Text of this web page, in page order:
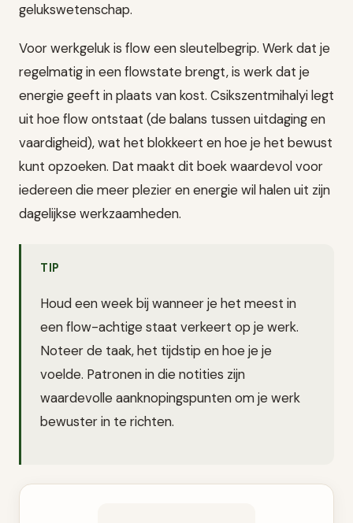
gelukswetenschap.
Voor werkgeluk is flow een sleutelbegrip. Werk dat je
regelmatig in een flowstate brengt, is werk dat je
energie geeft in plaats van kost. Csikszentmihalyi legt
uit hoe flow ontstaat (de balans tussen uitdaging en
vaardigheid), wat het blokkeert en hoe je het bewust
kunt opzoeken. Dat maakt dit boek waardevol voor
iedereen die meer plezier en energie wil halen uit zijn
dagelijkse werkzaamheden.
TIP
Houd een week bij wanneer je het meest in
een flow-achtige staat verkeert op je werk.
Noteer de taak, het tijdstip en hoe je je
voelde. Patronen in die notities zijn
waardevolle aanknopingspunten om je werk
bewuster in te richten.